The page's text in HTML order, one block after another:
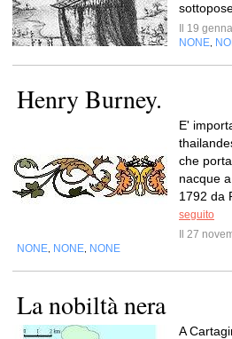
Il 19
NONE
Henry Burney.
E'
che
nacque
1792 da
seguito
Il 27
NONE NONE NONE
La nobiltà nera
A